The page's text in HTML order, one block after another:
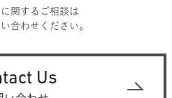
関するご相談は
合わせください。
Us